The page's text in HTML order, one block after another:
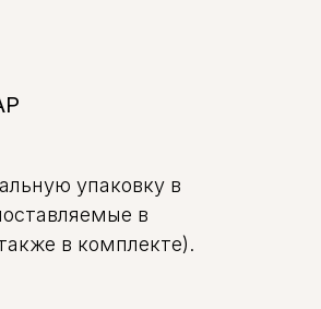
упаковку в
в
в комплекте).